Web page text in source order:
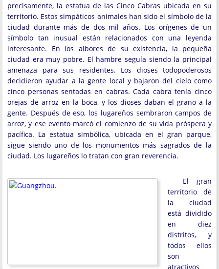
precisamente, la estatua de las Cinco Cabras ubicada en su
territorio. Estos simpáticos animales han sido el símbolo de la
ciudad durante más de dos mil años. Los orígenes de un
símbolo tan inusual están relacionados con una leyenda
interesante. En los albores de su existencia, la pequeña
ciudad era muy pobre. El hambre seguía siendo la principal
amenaza para sus residentes. Los dioses todopoderosos
decidieron ayudar a la gente local y bajaron del cielo como
cinco personas sentadas en cabras. Cada cabra tenía cinco
orejas de arroz en la boca, y los dioses daban el grano a la
gente. Después de eso, los lugareños sembraron campos de
arroz, y ese evento marcó el comienzo de su vida próspera y
pacífica. La estatua simbólica, ubicada en el gran parque,
sigue siendo uno de los monumentos más sagrados de la
ciudad. Los lugareños lo tratan con gran reverencia.
El gran
territorio de
la ciudad
está dividido
en diez
distritos, y
todos ellos
son
atractivos